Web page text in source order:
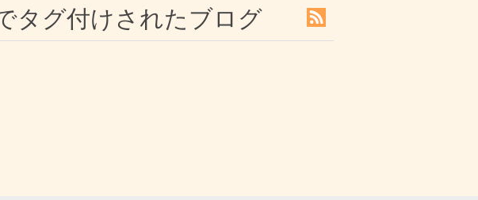
タグ付けされたブログ